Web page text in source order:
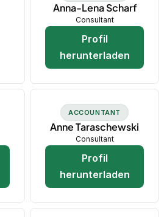
Anna-Lena Scharf
Consultant
Profil
herunterladen
ACCOUNTANT
Anne Taraschewski
Consultant
Profil
herunterladen